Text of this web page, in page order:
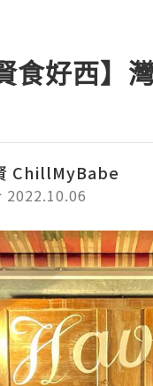
賢食好西
ChillMyBabe
2022.10.06